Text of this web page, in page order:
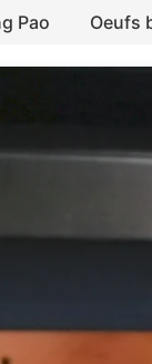
Pao Oeufs